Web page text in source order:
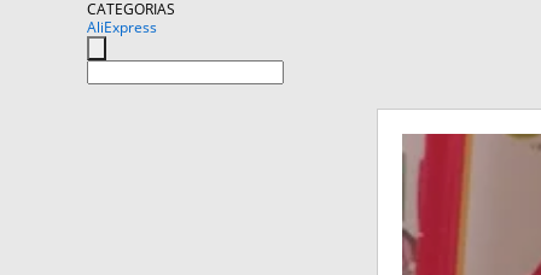
CATEGORIAS
AliExpress